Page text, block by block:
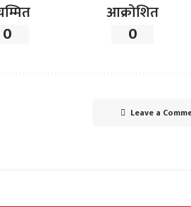
0
आक्रोशित
0
Leave a